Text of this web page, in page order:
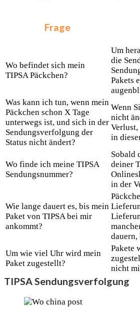
Frage
Wo befindet sich mein
TIPSA Päckchen?
Um
die
Pakets
Was kann ich tun, wenn mein
Päckchen schon X Tage
unterwegs ist, und sich in der
Sendungsverfolgung der
Status nicht ändert?
Wenn
nicht
Verlust,
in
Wo finde ich meine TIPSA
Sendungsnummer?
Sobald
deiner
in der
Wie lange dauert es, bis mein
Paket von TIPSA bei mir
ankommt?
dauern,
Um wie viel Uhr wird mein
Paket zugestellt?
Pakete
nicht
TIPSA Sendungsverfolgung